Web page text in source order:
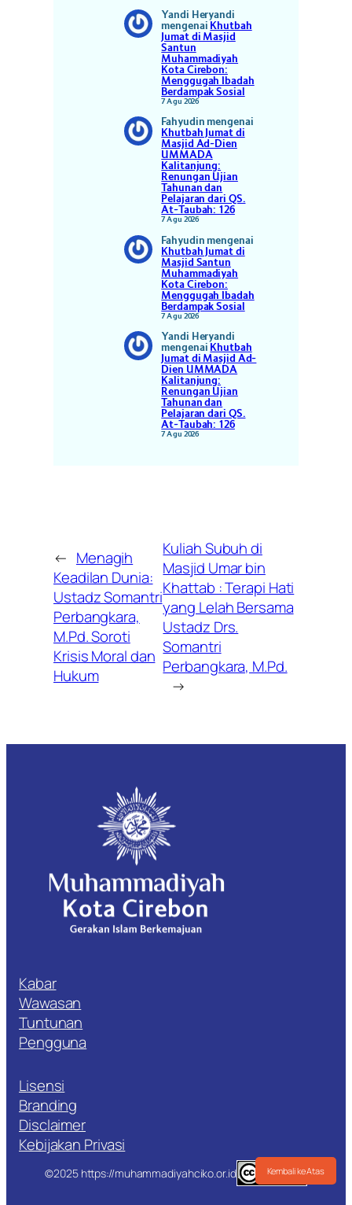
Kembali ke Atas
Yandi Heryandi
mengenai Khutbah
Jumat di Masjid
Santun
Muhammadiyah
Kota Cirebon:
Menggugah Ibadah
Berdampak Sosial
7 Agu 2026
Fahyudinmengenai
Khutbah Jumat di
Masjid Ad-Dien
UMMADA
Kalitanjung:
Renungan Ujian
Tahunan dan
Pelajaran dari QS.
At-Taubah: 126
7 Agu 2026
Fahyudinmengenai
Khutbah Jumat di
Masjid Santun
Muhammadiyah
Kota Cirebon:
Menggugah Ibadah
Berdampak Sosial
7 Agu 2026
Yandi Heryandi
mengenai Khutbah
Jumat di Masjid Ad-
Dien UMMADA
Kalitanjung:
Renungan Ujian
Tahunan dan
Pelajaran dari QS.
At-Taubah: 126
7 Agu 2026
← Menagih
Keadilan Dunia:
Ustadz Somantri
Perbangkara,
M.Pd. Soroti
Krisis Moral dan
Hukum
Kuliah Subuh di
Masjid Umar bin
Khattab : Terapi Hati
yang Lelah Bersama
Ustadz Drs.
Somantri
Perbangkara, M.Pd.
→
Kabar
Wawasan
Tuntunan
Pengguna
Lisensi
Branding
Disclaimer
Kebijakan Privasi
©2025 https://muhammadiyahciko.or.id